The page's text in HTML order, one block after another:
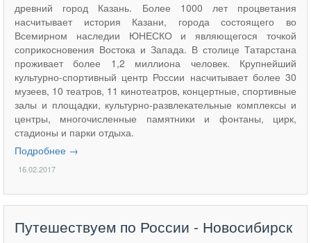
древний город Казань. Более 1000 лет процветания
насчитывает история Казани, города состоящего во
Всемирном наследии ЮНЕСКО и являющегося точкой
соприкосновения Востока и Запада. В столице Татарстана
проживает более 1,2 миллиона человек. Крупнейший
культурно-спортивный центр России насчитывает более 30
музеев, 10 театров, 11 кинотеатров, концертные, спортивные
залы и площадки, культурно-развлекательные комплексы и
центры, многочисленные памятники и фонтаны, цирк,
стадионы и парки отдыха.
Подробнее →
16.02.2017
Путешествуем по России - Новосибирск